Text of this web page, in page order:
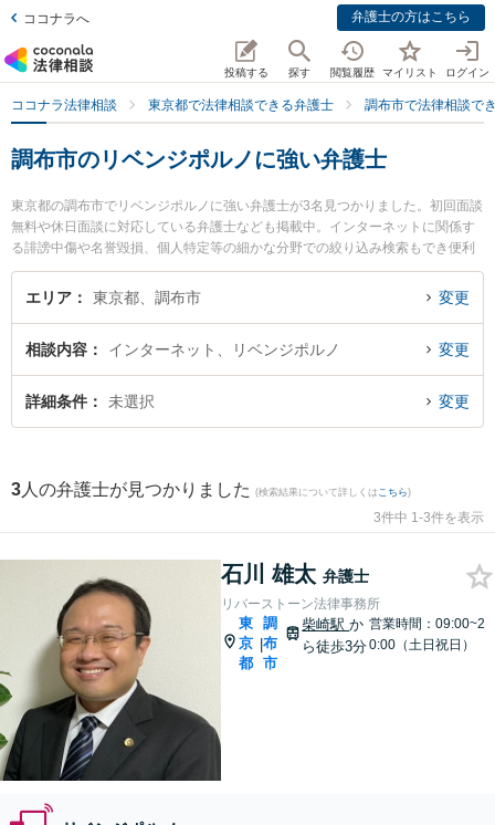
ココナラへ 弁護士の方はこちら
投稿する 探す 閲覧履歴 マイリスト ログイン
ココナラ法律相談 東京都で法律相談できる弁護士 調布市で法律相談で
調布市のリベンジポルノに強い弁護士
東京都の調布市でリベンジポルノに強い弁護士が3名見つかりました。初回面談
無料や休日面談に対応している弁護士なども掲載中。インターネットに関係す
る誹謗中傷や名誉毀損、個人特定等の細かな分野での絞り込み検索もでき便利
です。特にリバーストーン法律事務所の石川 雄太弁護士や調布武蔵野の森法律
事務所の安川 愼二弁護士、調和法律事務所の和田 大介弁護士のプロフィール情
ルノのトラブル解決の実績豊富な近くの弁護士を検索したい』『初回相談無料
でリベンジポルノを法律相談できる調布市内の弁護士に相談予約したい』など
でお困りの相談者さんにおすすめです。
エリア 東京都、調布市 変更
相談内容 インターネット、リベンジポルノ 変更
詳細条件 未選択 変更
3 人の弁護士が見つかりました (検索結果について詳しくは こちら)
3件中 1-3件を表示
石川 雄太 弁護士
リバーストーン法律事務所
東
京
都
|
調
布
市
柴崎駅か
ら徒歩3分
営業時間：09:00~2
0:00（土日祝日）